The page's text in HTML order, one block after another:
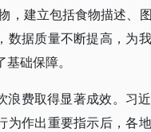
，建立包括食物描述、
数据质量不断提高，为
础保障。
浪费取得显著成效。习
为作出重要指示后，各